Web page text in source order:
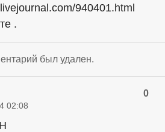
940401.html
.
был удален.
0
02:08